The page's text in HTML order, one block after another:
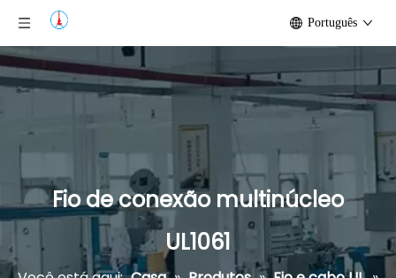
Português
Fio de conexão multinúcleo
UL1061